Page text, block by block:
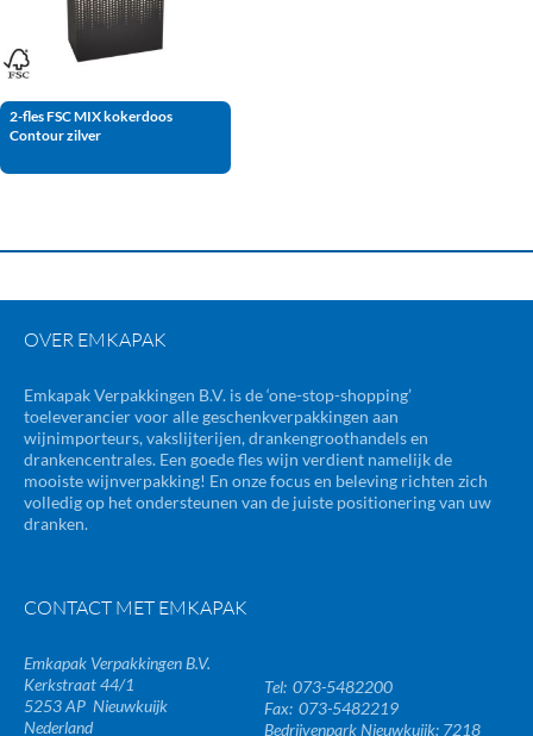
2-fles FSC MIX kokerdoos
Contour zilver
OVER EMKAPAK
Emkapak Verpakkingen B.V. is de ‘one-stop-shopping’
toeleverancier voor alle geschenkverpakkingen aan
wijnimporteurs, vakslijterijen, drankengroothandels en
drankencentrales. Een goede fles wijn verdient namelijk de
mooiste wijnverpakking! En onze focus en beleving richten zich
volledig op het ondersteunen van de juiste positionering van uw
dranken.
CONTACT MET EMKAPAK
Emkapak Verpakkingen B.V.
Kerkstraat 44/1
5253 AP Nieuwkuijk
Nederland
073-5482200
073-5482219
Bedrijvenpark Nieuwkuijk: 7218